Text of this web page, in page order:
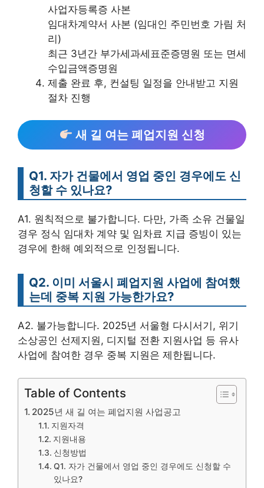
사업자등록증 사본
임대차계약서 사본 (임대인 주민번호 가림 처
리)
최근 3년간 부가세과세표준증명원 또는 면세
수입금액증명원
제출 완료 후, 컨설팅 일정을 안내받고 지원
절차 진행
새 길 여는 폐업지원 신청
Q1. 자가 건물에서 영업 중인 경우에도 신
청할 수 있나요?
A1. 원칙적으로 불가합니다. 다만, 가족 소유 건물일
경우 정식 임대차 계약 및 임차료 지급 증빙이 있는
경우에 한해 예외적으로 인정됩니다.
Q2. 이미 서울시 폐업지원 사업에 참여했
는데 중복 지원 가능한가요?
A2. 불가능합니다. 2025년 서울형 다시서기, 위기
소상공인 선제지원, 디지털 전환 지원사업 등 유사
사업에 참여한 경우 중복 지원은 제한됩니다.
Table of Contents
2025년 새 길 여는 폐업지원 사업공고
지원자격
지원내용
신청방법
Q1. 자가 건물에서 영업 중인 경우에도 신청할 수
있나요?